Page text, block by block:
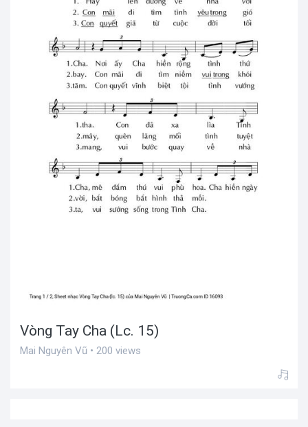
Vòng Tay Cha (Lc. 15)
Mai Nguyên Vũ • 200 views